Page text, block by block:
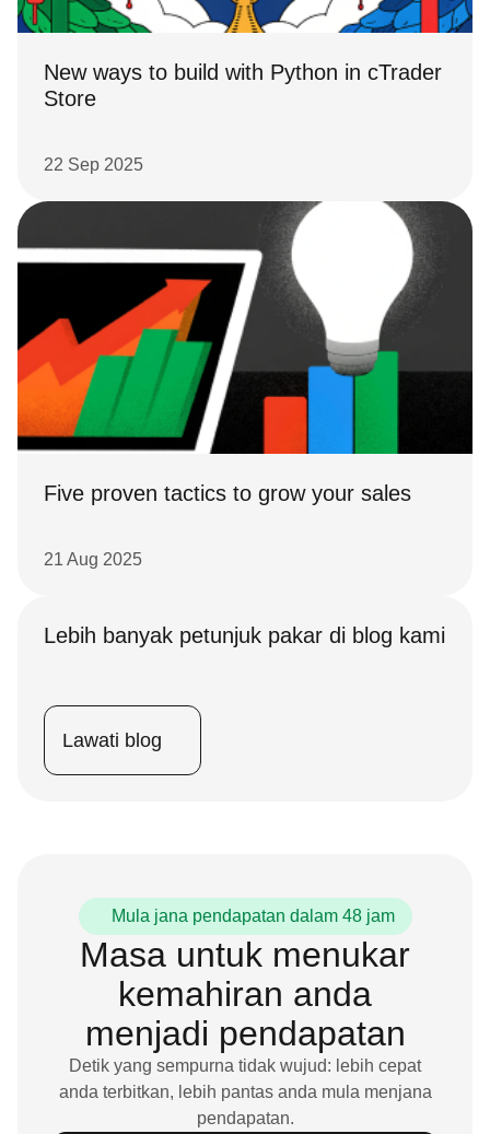
New ways to build with Python in cTrader
Store
22 Sep 2025
Five proven tactics to grow your sales
21 Aug 2025
Lebih banyak petunjuk pakar di blog kami
Lawati blog
Mula jana pendapatan dalam 48 jam
Masa untuk menukar
kemahiran anda
menjadi pendapatan
Detik yang sempurna tidak wujud: lebih cepat
anda terbitkan, lebih pantas anda mula menjana
pendapatan.